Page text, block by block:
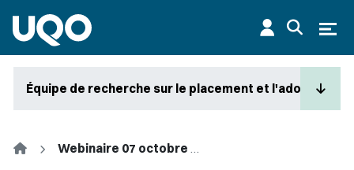
Équipe de recherche sur le placement et l'adoption
Accueil Webinaire 07 octobre 2020 - présentation Doris Chateauneuf